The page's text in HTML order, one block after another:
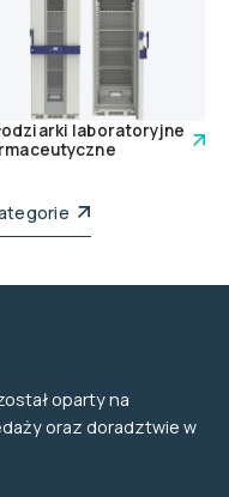
laboratoryjne
oparty na
oraz doradztwie w